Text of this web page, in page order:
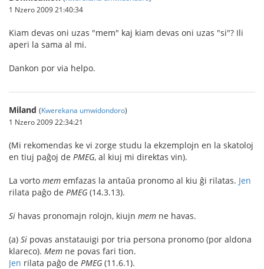
1 Nzero 2009 21:40:34
Kiam devas oni uzas "mem" kaj kiam devas oni uzas "si"? Ili
aperi la sama al mi.
Dankon por via helpo.
Miland (Kwerekana umwidondoro)
1 Nzero 2009 22:34:21
(Mi rekomendas ke vi zorge studu la ekzemplojn en la skatoloj
en tiuj paĝoj de PMEG, al kiuj mi direktas vin).
La vorto mem emfazas la antaŭa pronomo al kiu ĝi rilatas. Jen
rilata paĝo de PMEG (14.3.13).
Si havas pronomajn rolojn, kiujn mem ne havas.
(a) Si povas anstatauigi por tria persona pronomo (por aldona
klareco). Mem ne povas fari tion.
Jen rilata paĝo de PMEG (11.6.1).